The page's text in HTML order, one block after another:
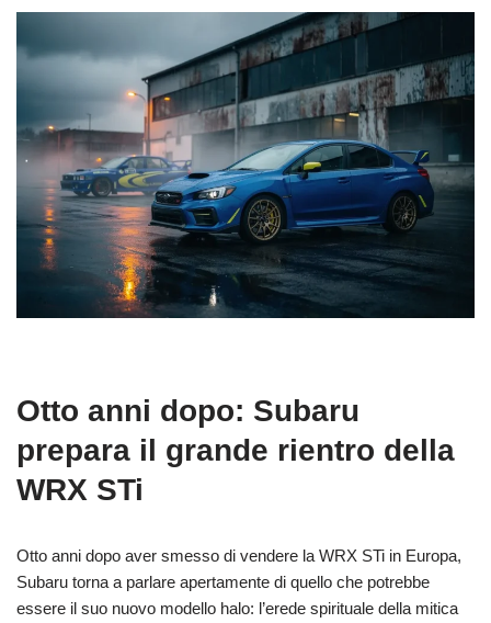
Otto anni dopo: Subaru
prepara il grande rientro della
WRX STi
Otto anni dopo aver smesso di vendere la WRX STi in Europa,
Subaru torna a parlare apertamente di quello che potrebbe
essere il suo nuovo modello halo: l’erede spirituale della mitica